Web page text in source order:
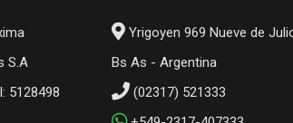
S.A
5128498
Yrigoyen 969 Nueve de
Bs As - Argentina
(02317) 521333